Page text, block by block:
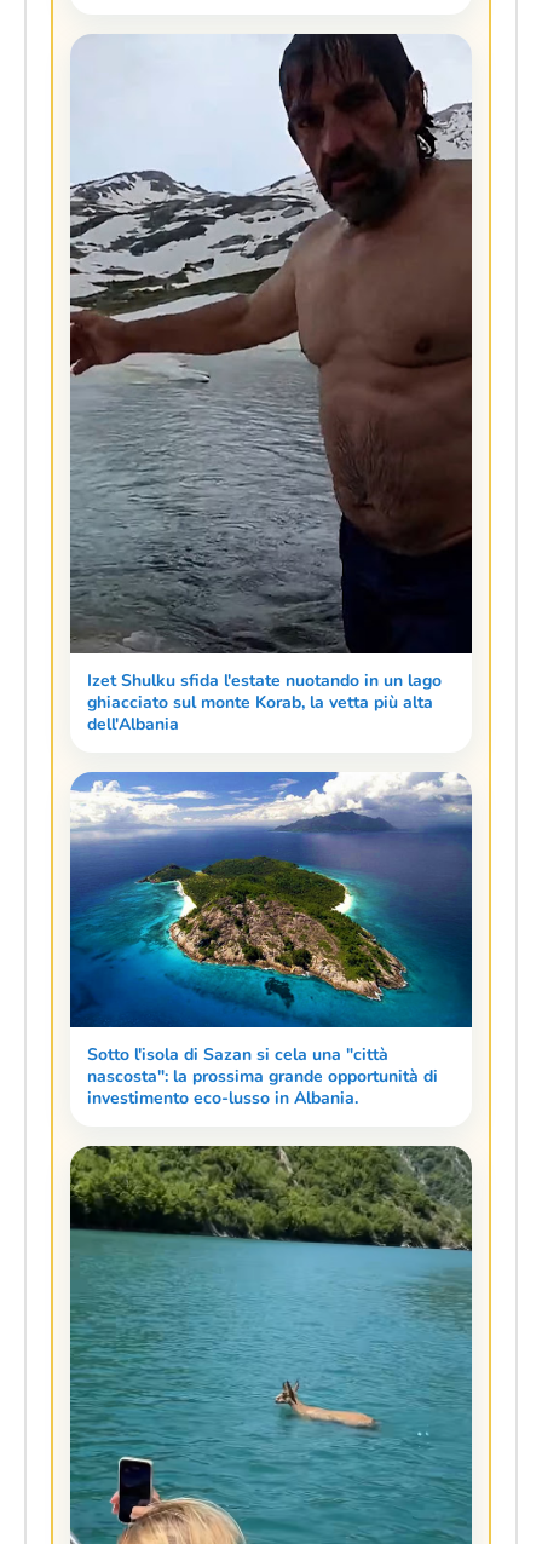
Izet Shulku sfida l'estate nuotando in un lago
ghiacciato sul monte Korab, la vetta più alta
dell'Albania
Sotto l'isola di Sazan si cela una "città
nascosta": la prossima grande opportunità di
investimento eco-lusso in Albania.